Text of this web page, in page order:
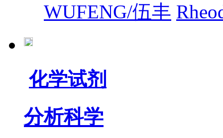
WUFENG/伍丰
化学试剂
分析科学